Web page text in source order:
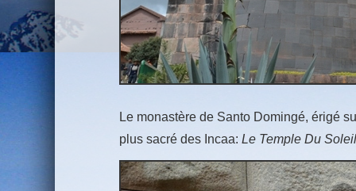
Le monastère de Santo Domingé, érigé
plus sacré des Incaa: Le Temple Du Soleil